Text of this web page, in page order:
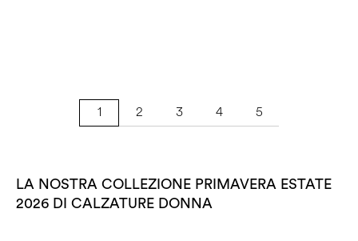
1 2 3 4 5
LA NOSTRA COLLEZIONE PRIMAVERA ESTATE
2026 DI CALZATURE DONNA